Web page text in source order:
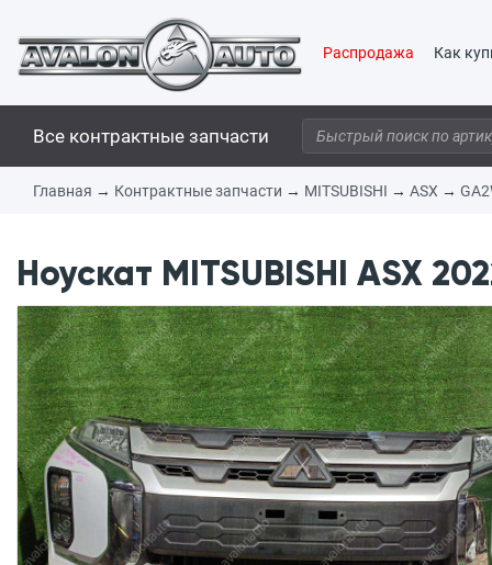
Распродажа Как
Все контрактные запчасти
Главная → Контрактные запчасти → MITSUBISHI → ASX →
Ноускат MITSUBISHI ASX